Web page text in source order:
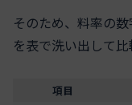
そのため、料率の
を表で洗い出して比
項目